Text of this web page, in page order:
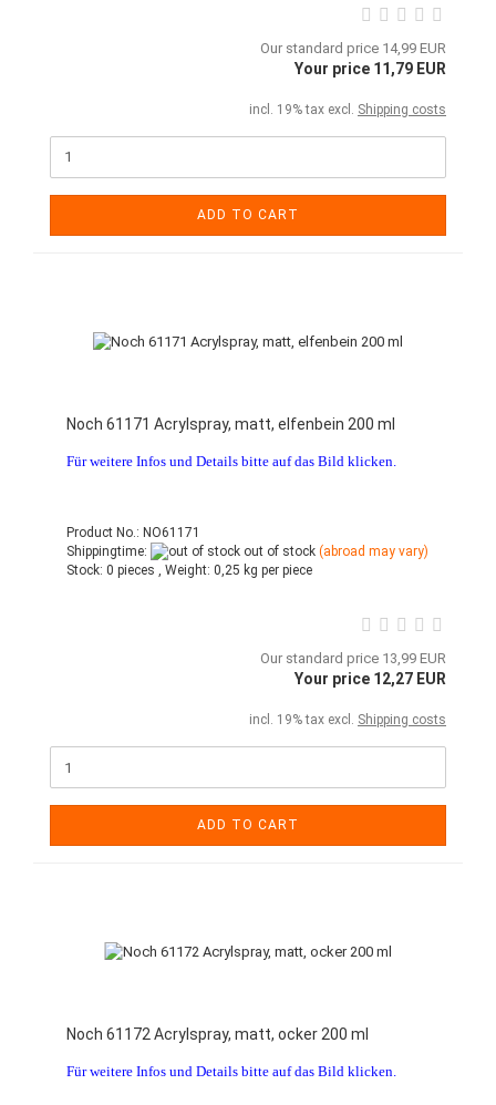
Our standard price 14,99 EUR
Your price 11,79 EUR
incl. 19% tax excl. Shipping costs
ADD TO CART
Noch 61171 Acrylspray, matt, elfenbein 200 ml
Für weitere Infos und Details bitte auf das Bild klicken.
Product No.: NO61171
Shippingtime:
out of stock (abroad may vary)
Stock: 0 pieces , Weight: 0,25 kg per piece
Our standard price 13,99 EUR
Your price 12,27 EUR
incl. 19% tax excl. Shipping costs
ADD TO CART
Noch 61172 Acrylspray, matt, ocker 200 ml
Für weitere Infos und Details bitte auf das Bild klicken.